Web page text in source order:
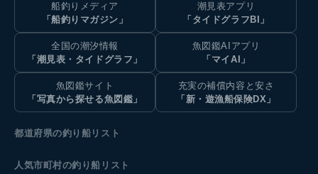
船釣りメディア
「船釣りマガジン」
潮見表アプリ
「タイドグラフBI」
全国の潮汐情報
「潮見表・タイドグラフ」
魚図鑑AIアプリ
「マイAI」
魚図鑑サイト
「写真から探せる魚図鑑」
充実の補償内容と安さ
「新・遊漁船保険DX」
都道府県の釣り船リスト
人気市町村の釣り船リスト